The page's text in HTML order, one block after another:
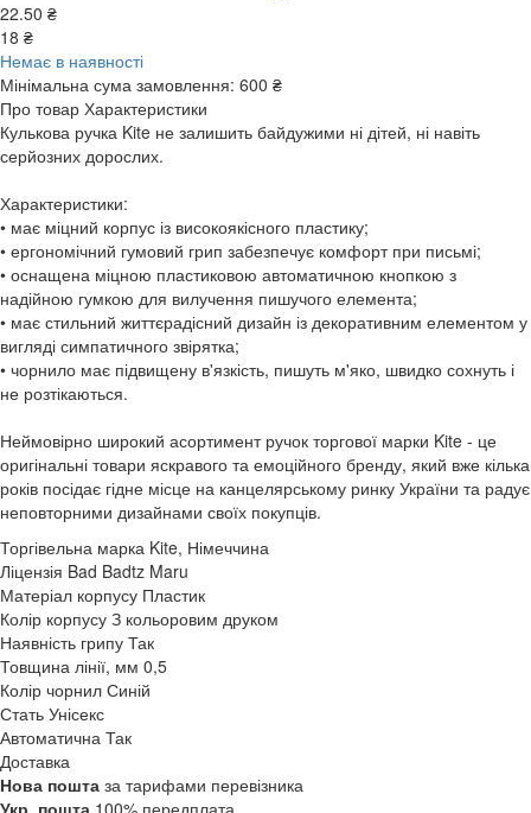
22.50 ₴
18 ₴
Немає в наявності
Мінімальна сума замовлення: 600 ₴
Про товар Характеристики
Кулькова ручка Kite не залишить байдужими ні дітей, ні навіть
серйозних дорослих.
Характеристики:
• має міцний корпус із високоякісного пластику;
• ергономічний гумовий грип забезпечує комфорт при письмі;
• оснащена міцною пластиковою автоматичною кнопкою з
надійною гумкою для вилучення пишучого елемента;
• має стильний життєрадісний дизайн із декоративним елементом у
вигляді симпатичного звірятка;
• чорнило має підвищену в'язкість, пишуть м'яко, швидко сохнуть і
не розтікаються.
Неймовірно широкий асортимент ручок торгової марки Kite - це
оригінальні товари яскравого та емоційного бренду, який вже кілька
років посідає гідне місце на канцелярському ринку України та радує
неповторними дизайнами своїх покупців.
Торгівельна марка Kite, Німеччина
Ліцензія Bad Badtz Maru
Матеріал корпусу Пластик
Колір корпусу З кольоровим друком
Наявність грипу Так
Товщина лінії, мм 0,5
Колір чорнил Синій
Стать Унісекс
Автоматична Так
Доставка
Нова пошта за тарифами перевізника